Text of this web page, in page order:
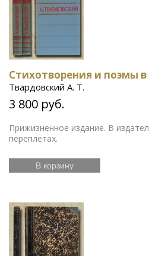
Стихотворения и поэмы
Твардовский А. Т.
3 800 руб.
Прижизненное издание. В
переплетах.
В корзину